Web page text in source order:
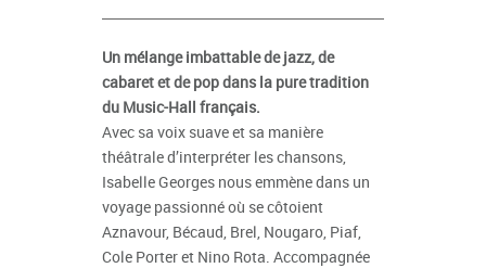
Un mélange imbattable de jazz, de
cabaret et de pop dans la pure tradition
du Music-Hall français.
Avec sa voix suave et sa manière
théâtrale d’interpréter les chansons,
Isabelle Georges nous emmène dans un
voyage passionné où se côtoient
Aznavour, Bécaud, Brel, Nougaro, Piaf,
Cole Porter et Nino Rota. Accompagnée